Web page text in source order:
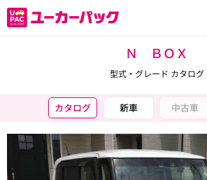
Ｎ ＢＯＸ
型式・グレード カタログ
カタログ 新車 中古車